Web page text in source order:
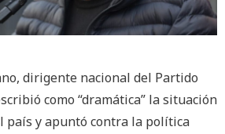
dirigente nacional del Partido
como “dramática” la situación
país y apuntó contra la política